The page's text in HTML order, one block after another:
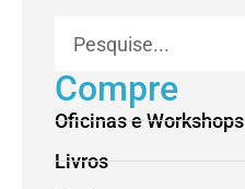
Compre
Oficinas e Workshops
Livros